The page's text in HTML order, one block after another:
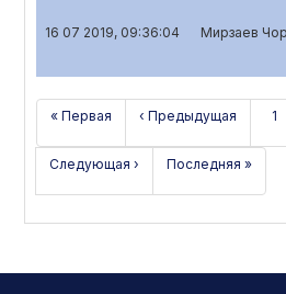
16 07 2019, 09:36:04 Мирзаев
« Первая ‹ Предыдущая 1
Следующая › Последняя »